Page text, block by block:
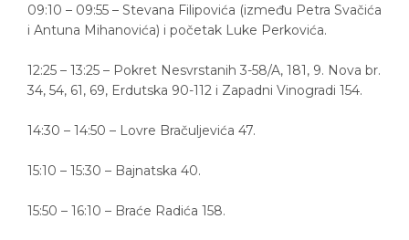
09:10 – 09:55 – Stevana Filipovića (između Petra Svačića
i Antuna Mihanovića) i početak Luke Perkovića.
12:25 – 13:25 – Pokret Nesvrstanih 3-58/A, 181, 9. Nova br.
34, 54, 61, 69, Erdutska 90-112 i Zapadni Vinogradi 154.
14:30 – 14:50 – Lovre Bračuljevića 47.
15:10 – 15:30 – Bajnatska 40.
15:50 – 16:10 – Braće Radića 158.